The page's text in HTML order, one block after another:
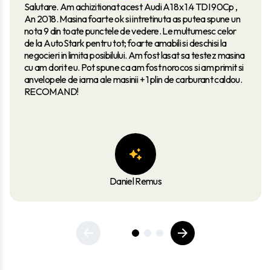
Salutare. Am achizitionat acest Audi A1 8x 1.4 TDI 90Cp ,
An 2018. Masina foarte ok si intretinuta as putea spune un
nota 9 din toate punctele de vedere. Le multumesc celor
de la AutoStark pentru tot; foarte amabili si deschisi la
negocieri in limita posibilului. Am fost lasat sa testez masina
cu am dorit eu. Pot spune ca am fost norocos si am primit si
anvelopele de iarna ale masinii + 1 plin de carburant caldou.
RECOMAND!
Daniel Remus